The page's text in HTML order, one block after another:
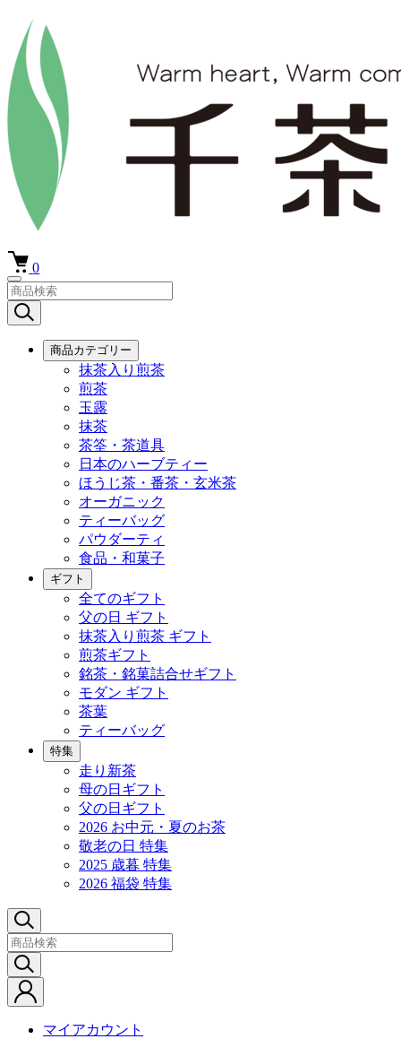
0
商品カテゴリー
抹茶入り煎茶
煎茶
玉露
抹茶
茶筌・茶道具
日本のハーブティー
ほうじ茶・番茶・玄米茶
オーガニック
ティーバッグ
パウダーティ
食品・和菓子
ギフト
全てのギフト
父の日 ギフト
抹茶入り煎茶 ギフト
煎茶ギフト
銘茶・銘菓詰合せギフト
モダン ギフト
茶葉
ティーバッグ
特集
走り新茶
母の日ギフト
父の日ギフト
2026 お中元・夏のお茶
敬老の日 特集
2025 歳暮 特集
2026 福袋 特集
マイアカウント